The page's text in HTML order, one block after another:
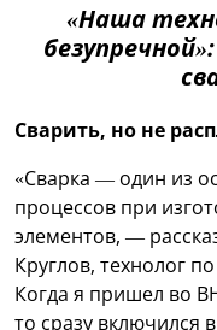
«Наша
Сварить, но не
«Сварка — один из
процессов при
элементов, —
Круглов, технолог
Когда я пришел во
то сразу включился